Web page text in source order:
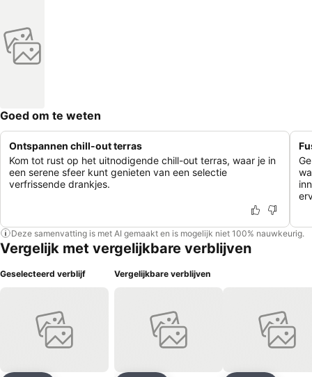
Goed om te weten
Ontspannen chill-out terras
Kom tot rust op het uitnodigende chill-out terras, waar je in
een serene sfeer kunt genieten van een selectie
verfrissende drankjes.
Deze samenvatting is met AI gemaakt en is mogelijk niet 100% nauwkeurig.
Vergelijk met vergelijkbare verblijven
Geselecteerd verblijf Vergelijkbare verblijven